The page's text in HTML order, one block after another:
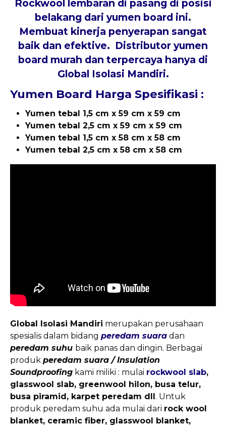
Rockwool lembaran di pasang di posisi
belakang dari yumen board ini.
Membuat kinerja penyerapan sangat
baik dan efektive. Distributor yumen
board murah dan terpercaya hanya di
Global Isolasi Mandiri.
Yumen Board Harga Spesifikasi :
Yumen tebal 1,5 cm x 59 cm x 59 cm
Yumen tebal 2,5 cm x 59 cm x 59 cm
Yumen tebal 1,5 cm x 58 cm x 58 cm
Yumen tebal 2,5 cm x 58 cm x 58 cm
Global Isolasi Mandiri merupakan perusahaan
spesialis dalam bidang peredam suara dan
peredam suhu baik panas dan dingin. Berbagai
produk peredam suara / Insulation
Soundproofing kami miliki : mulai rockwool slab,
glasswool slab, greenwool hilon, busa telur,
busa piramid, karpet peredam dll. Untuk
produk peredam suhu ada mulai dari rock wool
blanket, ceramic fiber, glasswool blanket,